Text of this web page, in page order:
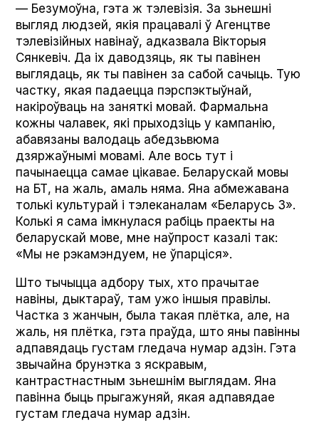
— Безумоўна, гэта ж тэлевізія. За зьнешні
выгляд людзей, якія працавалі ў Агенцтве
тэлевізійных навінаў, адказвала Вікторыя
Сянкевіч. Да іх даводзяць, як ты павінен
выглядаць, як ты павінен за сабой сачыць. Тую
частку, якая падаецца пэрспэктыўнай,
накіроўваць на заняткі мовай. Фармальна
кожны чалавек, які прыходзіць у кампанію,
абавязаны валодаць абедзьвюма
дзяржаўнымі мовамі. Але вось тут і
пачынаецца самае цікавае. Беларускай мовы
на БТ, на жаль, амаль няма. Яна абмежавана
толькі культурай і тэлеканалам «Беларусь 3».
Колькі я сама імкнулася рабіць праекты на
беларускай мове, мне наўпрост казалі так:
«Мы не рэкамэндуем, не ўпарціся».
Што тычыцца адбору тых, хто прачытае
навіны, дыктараў, там ужо іншыя правілы.
Частка з жанчын, была такая плётка, але, на
жаль, ня плётка, гэта праўда, што яны павінны
адпавядаць густам гледача нумар адзін. Гэта
звычайна брунэтка з яскравым,
кантрастнастным зьнешнім выглядам. Яна
павінна быць прыгажуняй, якая адпавядае
густам гледача нумар адзін.